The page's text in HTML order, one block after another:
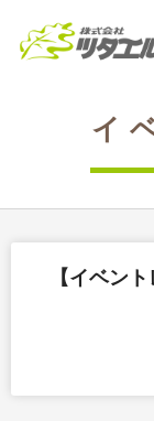
イ
【イベン